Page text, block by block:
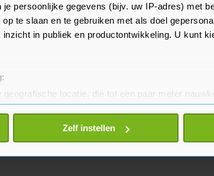
je persoonlijke gegevens (bijv. uw IP-adres) met
te slaan en te gebruiken met als doel
in publiek en productontwikkeling. U kunt
locatie, die tot een paar meter
actief te scannen op specifieke eigenschappen
worden verwerkt en stel uw voorkeuren in
intrekken in de Cookieverklaring.
Zelf instellen
naar "een paar
meldt Schoof.